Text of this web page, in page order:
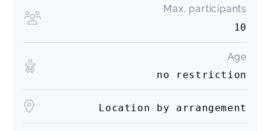
Max. participants
10
Age
no restriction
Location by arrangement